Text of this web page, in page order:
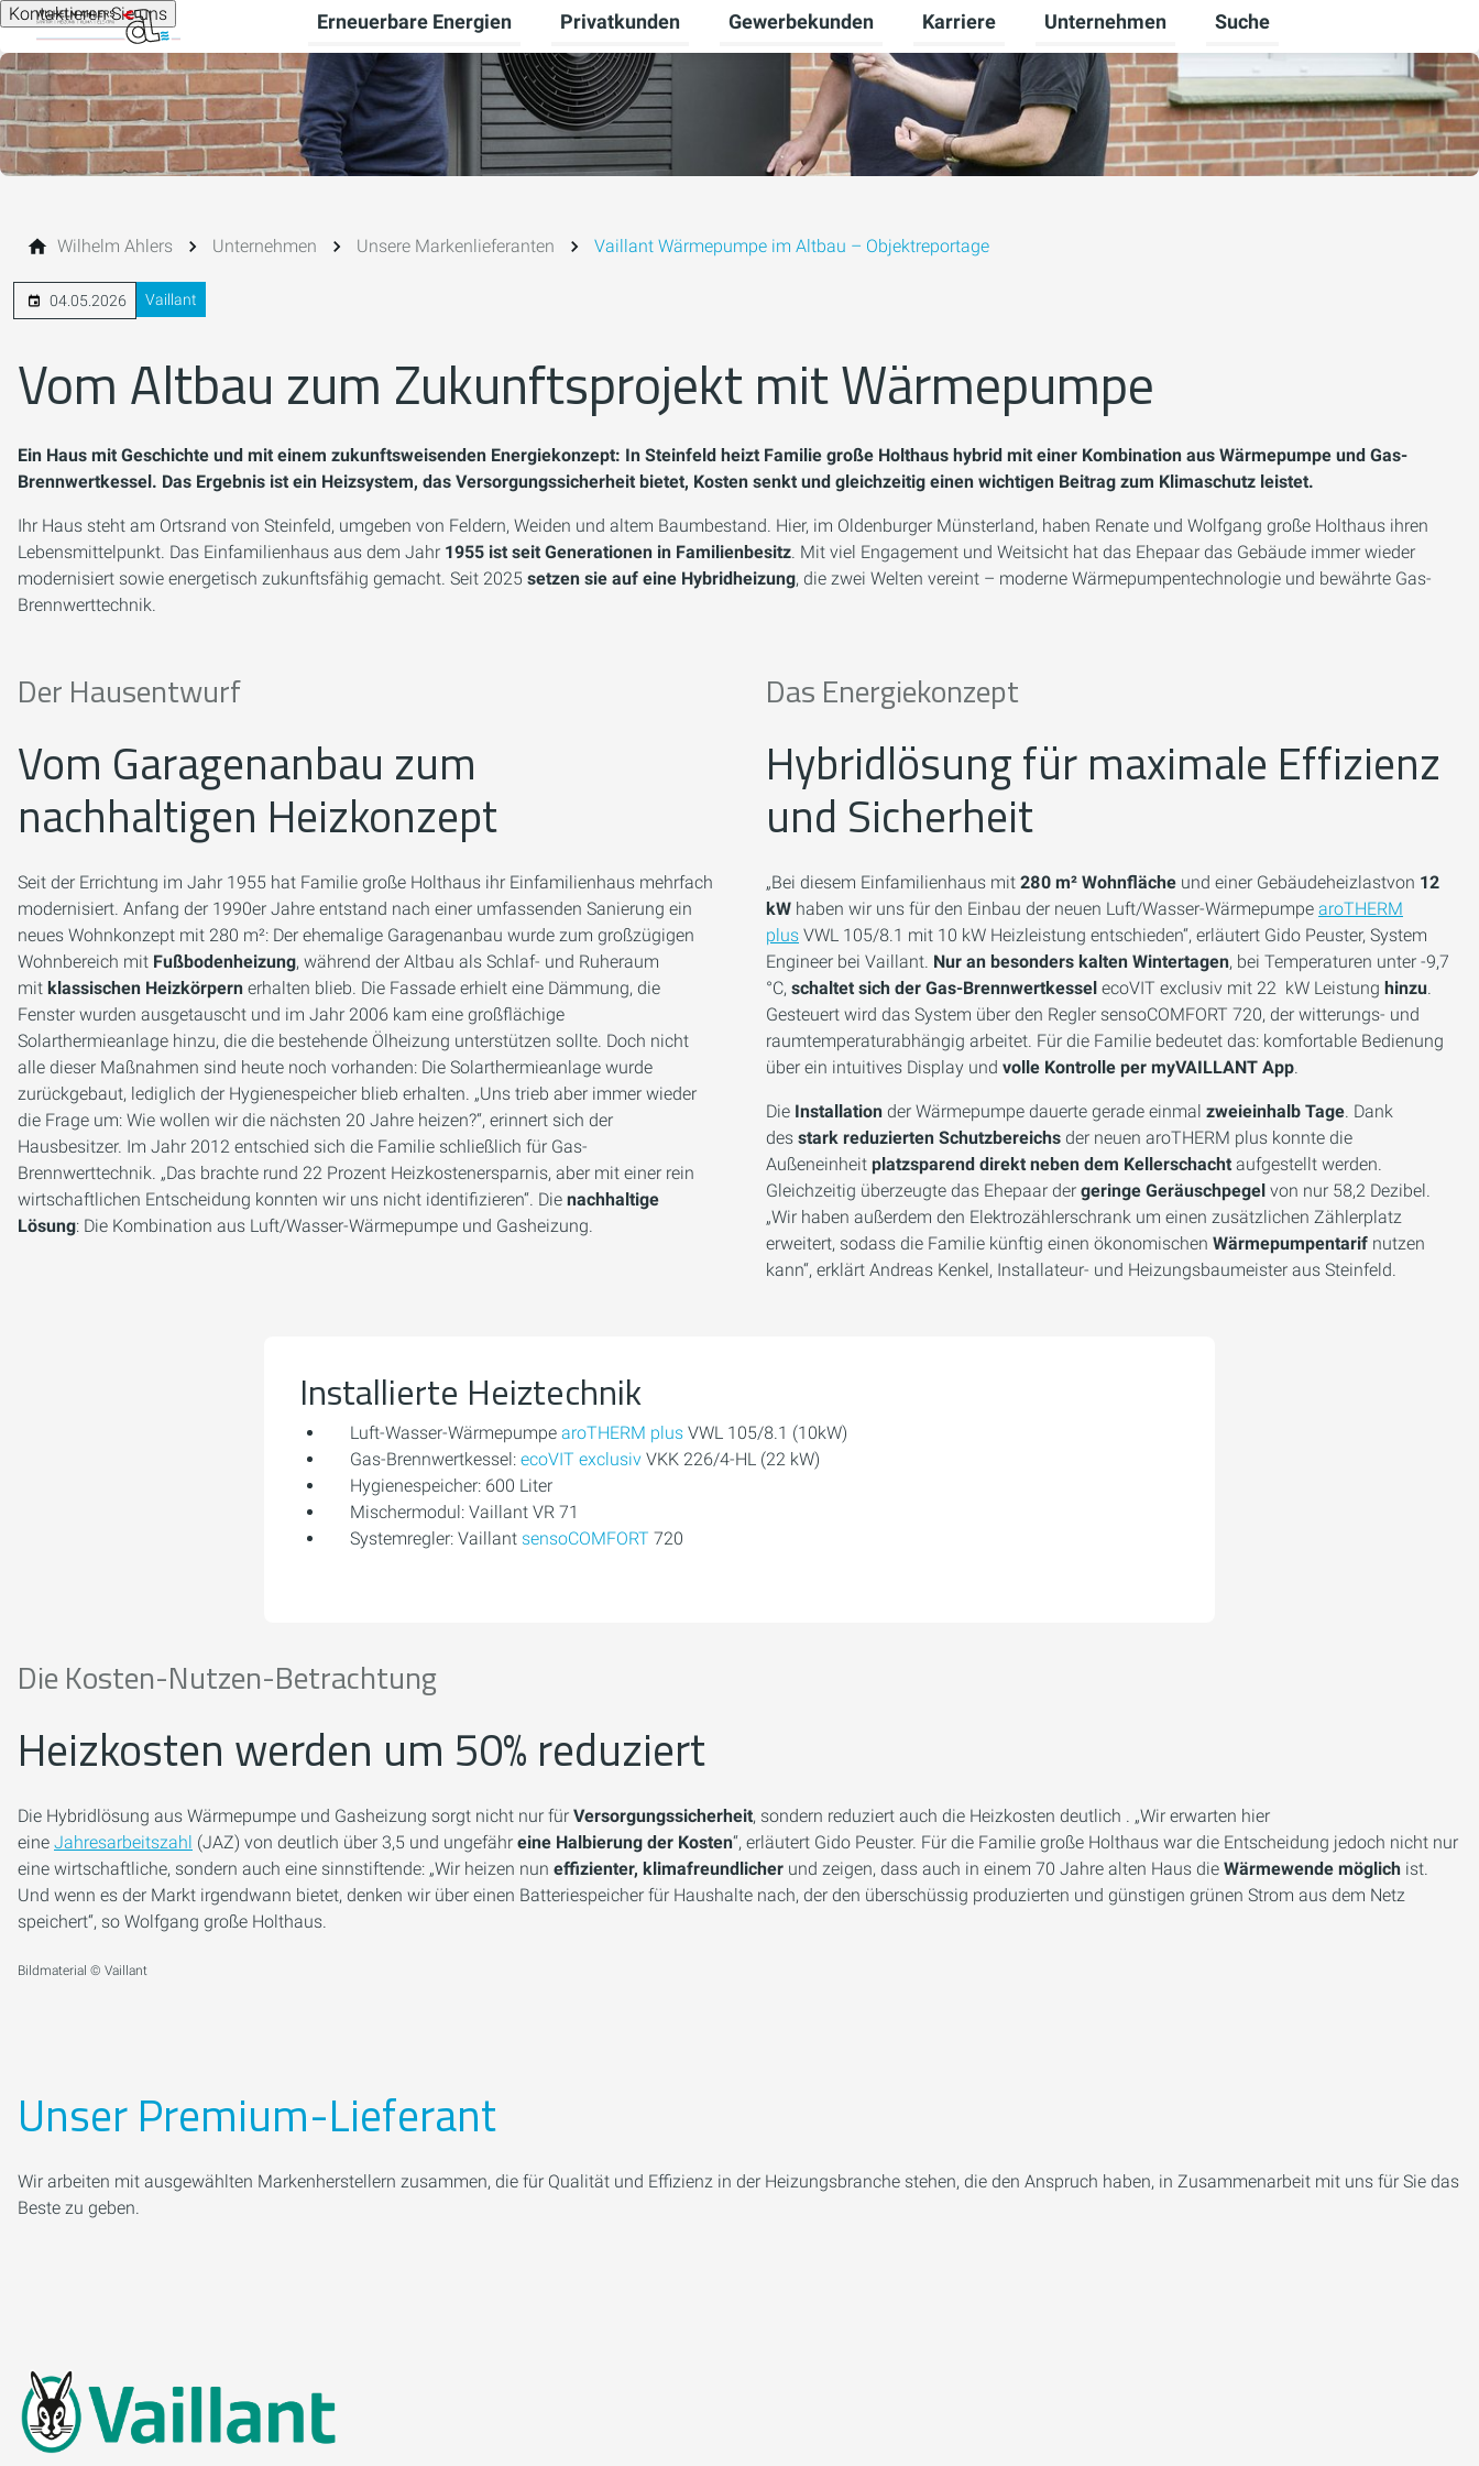
Kontaktieren Sie uns Erneuerbare Energien
Untermenü für Erneuerbare Energien umschalten
Privatkunden
Untermenü für Privatkunden umschalten
Gewerbekunden
Untermenü für Gewerbekunden umschalten
Karriere
Untermenü für Karriere umschalten
Unternehmen
Untermenü für Unternehmen
Suche
Wilhelm Ahlers Unternehmen Unsere Markenlieferanten Vaillant Wärmepumpe im Altbau – Objektreportage
04.05.2026 Vaillant
Vom Altbau zum Zukunftsprojekt mit Wärmepumpe
Ein Haus mit Geschichte und mit einem zukunftsweisenden Energiekonzept: In Steinfeld heizt Familie große Holthaus hybrid mit einer Kombination aus Wärmepumpe und Gas-
Brennwertkessel. Das Ergebnis ist ein Heizsystem, das Versorgungssicherheit bietet, Kosten senkt und gleichzeitig einen wichtigen Beitrag zum Klimaschutz leistet.
Ihr Haus steht am Ortsrand von Steinfeld, umgeben von Feldern, Weiden und altem Baumbestand. Hier, im Oldenburger Münsterland, haben Renate und Wolfgang große Holthaus ihren
Lebensmittelpunkt. Das Einfamilienhaus aus dem Jahr 1955 ist seit Generationen in Familienbesitz. Mit viel Engagement und Weitsicht hat das Ehepaar das Gebäude immer wieder
modernisiert sowie energetisch zukunftsfähig gemacht. Seit 2025 setzen sie auf eine Hybridheizung, die zwei Welten vereint – moderne Wärmepumpentechnologie und bewährte Gas-
Brennwerttechnik.
Der Hausentwurf
Vom Garagenanbau zum
nachhaltigen Heizkonzept
Seit der Errichtung im Jahr 1955 hat Familie große Holthaus ihr Einfamilienhaus mehrfach
modernisiert. Anfang der 1990er Jahre entstand nach einer umfassenden Sanierung ein
neues Wohnkonzept mit 280 m²: Der ehemalige Garagenanbau wurde zum großzügigen
Wohnbereich mit Fußbodenheizung, während der Altbau als Schlaf- und Ruheraum
mit klassischen Heizkörpern erhalten blieb. Die Fassade erhielt eine Dämmung, die
Fenster wurden ausgetauscht und im Jahr 2006 kam eine großflächige
Solarthermieanlage hinzu, die die bestehende Ölheizung unterstützen sollte. Doch nicht
alle dieser Maßnahmen sind heute noch vorhanden: Die Solarthermieanlage wurde
zurückgebaut, lediglich der Hygienespeicher blieb erhalten. „Uns trieb aber immer wieder
die Frage um: Wie wollen wir die nächsten 20 Jahre heizen?“, erinnert sich der
Hausbesitzer. Im Jahr 2012 entschied sich die Familie schließlich für Gas-
Brennwerttechnik. „Das brachte rund 22 Prozent Heizkostenersparnis, aber mit einer rein
wirtschaftlichen Entscheidung konnten wir uns nicht identifizieren“. Die nachhaltige
Lösung: Die Kombination aus Luft/Wasser-Wärmepumpe und Gasheizung.
Das Energiekonzept
Hybridlösung für maximale Effizienz
und Sicherheit
„Bei diesem Einfamilienhaus mit 280 m² Wohnfläche und einer Gebäudeheizlastvon 12
kW haben wir uns für den Einbau der neuen Luft/Wasser-Wärmepumpe aroTHERM
plus VWL 105/8.1 mit 10 kW Heizleistung entschieden“, erläutert Gido Peuster, System
Engineer bei Vaillant. Nur an besonders kalten Wintertagen, bei Temperaturen unter -9,7
°C, schaltet sich der Gas-Brennwertkessel ecoVIT exclusiv mit 22 kW Leistung hinzu.
Gesteuert wird das System über den Regler sensoCOMFORT 720, der witterungs- und
raumtemperaturabhängig arbeitet. Für die Familie bedeutet das: komfortable Bedienung
über ein intuitives Display und volle Kontrolle per myVAILLANT App.
Die Installation der Wärmepumpe dauerte gerade einmal zweieinhalb Tage. Dank
des stark reduzierten Schutzbereichs der neuen aroTHERM plus konnte die
Außeneinheit platzsparend direkt neben dem Kellerschacht aufgestellt werden.
Gleichzeitig überzeugte das Ehepaar der geringe Geräuschpegel von nur 58,2 Dezibel.
„Wir haben außerdem den Elektrozählerschrank um einen zusätzlichen Zählerplatz
erweitert, sodass die Familie künftig einen ökonomischen Wärmepumpentarif nutzen
kann“, erklärt Andreas Kenkel, Installateur- und Heizungsbaumeister aus Steinfeld.
Installierte Heiztechnik
Luft-Wasser-Wärmepumpe aroTHERM plus VWL 105/8.1 (10kW)
Gas-Brennwertkessel: ecoVIT exclusiv VKK 226/4-HL (22 kW)
Hygienespeicher: 600 Liter
Mischermodul: Vaillant VR 71
Systemregler: Vaillant sensoCOMFORT 720
Die Kosten-Nutzen-Betrachtung
Heizkosten werden um 50% reduziert
Die Hybridlösung aus Wärmepumpe und Gasheizung sorgt nicht nur für Versorgungssicherheit, sondern reduziert auch die Heizkosten deutlich . „Wir erwarten hier
eine Jahresarbeitszahl (JAZ) von deutlich über 3,5 und ungefähr eine Halbierung der Kosten“, erläutert Gido Peuster. Für die Familie große Holthaus war die Entscheidung jedoch nicht nur
eine wirtschaftliche, sondern auch eine sinnstiftende: „Wir heizen nun effizienter, klimafreundlicher und zeigen, dass auch in einem 70 Jahre alten Haus die Wärmewende möglich ist.
Und wenn es der Markt irgendwann bietet, denken wir über einen Batteriespeicher für Haushalte nach, der den überschüssig produzierten und günstigen grünen Strom aus dem Netz
speichert“, so Wolfgang große Holthaus.
Bildmaterial © Vaillant
Unser Premium-Lieferant
Wir arbeiten mit ausgewählten Markenherstellern zusammen, die für Qualität und Effizienz in der Heizungsbranche stehen, die den Anspruch haben, in Zusammenarbeit mit uns für Sie das
Beste zu geben.